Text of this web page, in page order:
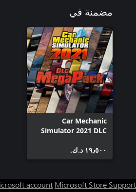
مضمنة في
Car Mechanic
Simulator 2021 DLC
١٩٫٥٠٠ د.ك.‏
account Microsoft Store Support